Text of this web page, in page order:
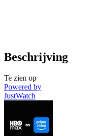
Beschrijving
Te zien op
Powered by
JustWatch